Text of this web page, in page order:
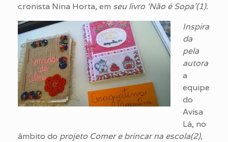
cronista Nina Horta, em seu livro ‘Não éSopa'(1).
Inspira
da
pela
autora
a
equipe
do
Avisa
Lá, no
âmbito do projeto Comer e brincar na escola(2),